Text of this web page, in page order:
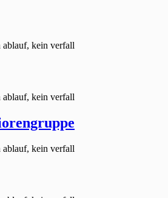
ablauf, kein verfall
ablauf, kein verfall
ablauf, kein verfall